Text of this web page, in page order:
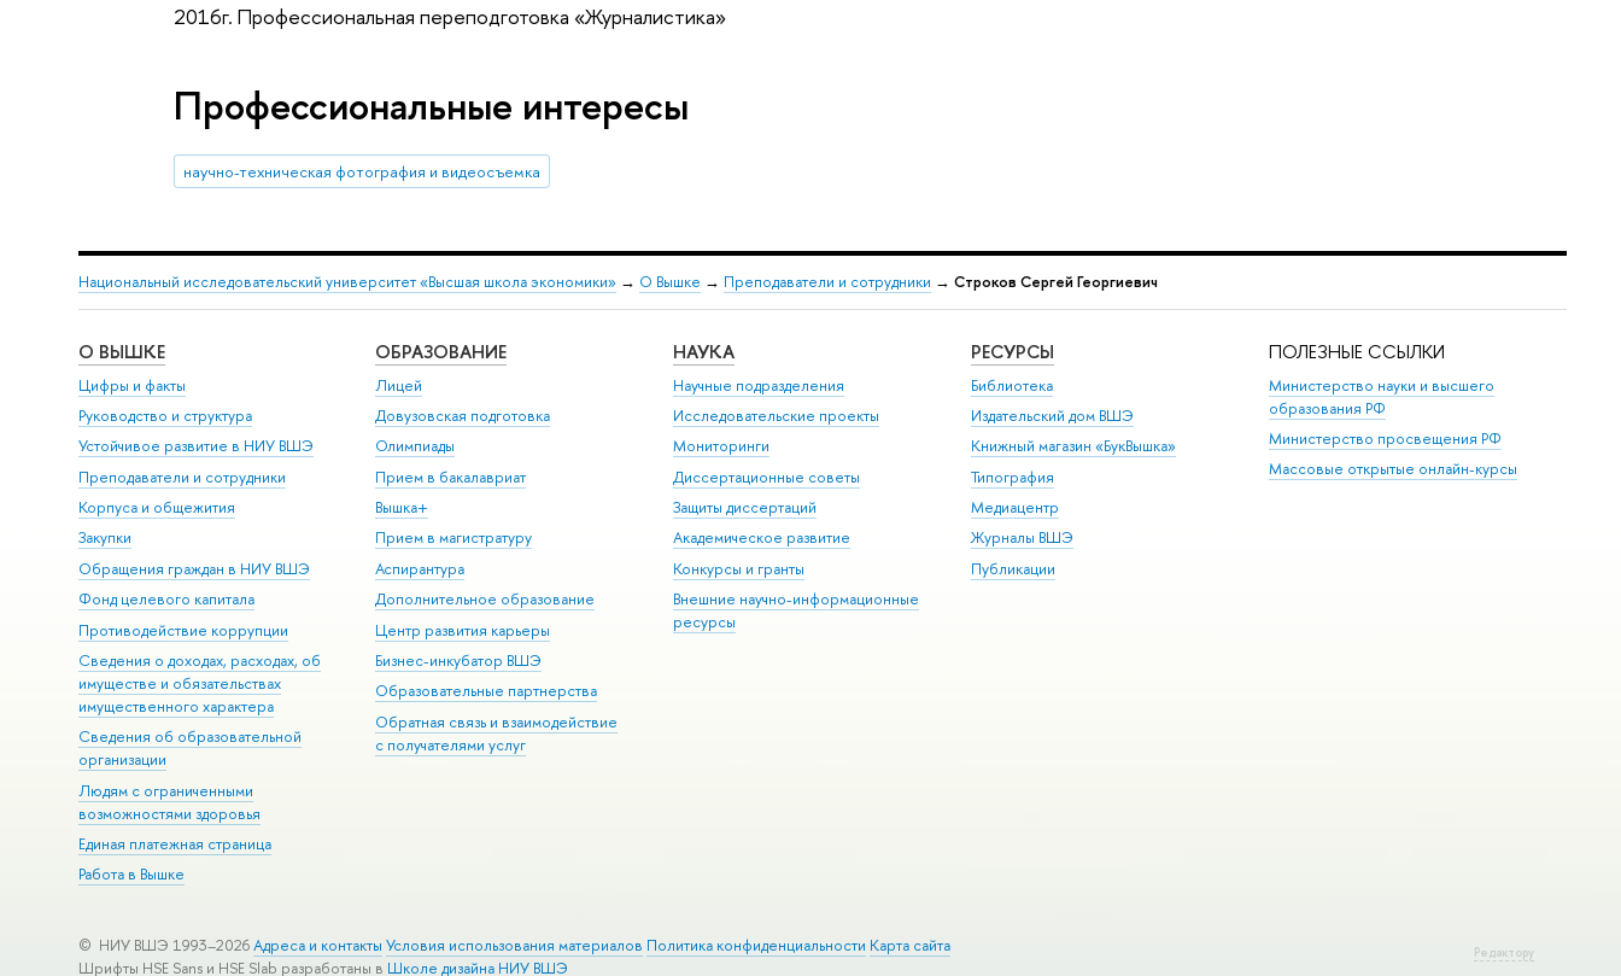
2016г. Профессиональная переподготовка «Журналистика»
Профессиональные интересы
научно-техническая фотография и видеосъемка
Национальный исследовательский университет «Высшая школа экономики» → О Вышке → Преподаватели и сотрудники → Строков Сергей Георгиевич
О ВЫШКЕ
Цифры и факты
Руководство и структура
Устойчивое развитие в НИУ ВШЭ
Преподаватели и сотрудники
Корпуса и общежития
Закупки
Обращения граждан в НИУ ВШЭ
Фонд целевого капитала
Противодействие коррупции
Сведения о доходах, расходах, об
имуществе и обязательствах
имущественного характера
Сведения об образовательной
организации
Людям с ограниченными
возможностями здоровья
Единая платежная страница
Работа в Вышке
ОБРАЗОВАНИЕ
Лицей
Довузовская подготовка
Олимпиады
Прием в бакалавриат
Вышка+
Прием в магистратуру
Аспирантура
Дополнительное образование
Центр развития карьеры
Бизнес-инкубатор ВШЭ
Образовательные партнерства
Обратная связь и взаимодействие
с получателями услуг
НАУКА
Научные подразделения
Исследовательские проекты
Мониторинги
Диссертационные советы
Защиты диссертаций
Академическое развитие
Конкурсы и гранты
Внешние научно-информационные
ресурсы
РЕСУРСЫ
Библиотека
Издательский дом ВШЭ
Книжный магазин «БукВышка»
Типография
Медиацентр
Журналы ВШЭ
Публикации
ПОЛЕЗНЫЕ ССЫЛКИ
Министерство науки и высшего
образования РФ
Министерство просвещения РФ
Массовые открытые онлайн-курсы
Редактору
© НИУ ВШЭ 1993–2026 Адреса и контакты Условия использования материалов Политика конфиденциальности Карта сайта
Шрифты HSE Sans и HSE Slab разработаны в Школе дизайна НИУ ВШЭ